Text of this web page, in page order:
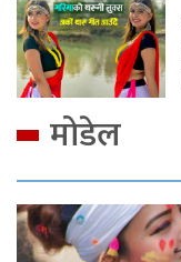
मोडेल